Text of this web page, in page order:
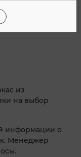
из
на выбор
информации о
Менеджер